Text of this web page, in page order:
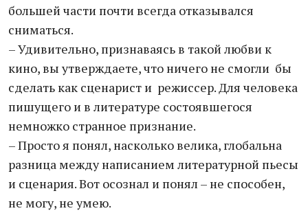
большей части почти всегда отказывался
сниматься.
– Удивительно, признаваясь в такой любви к
кино, вы утверждаете, что ничего не смогли бы
сделать как сценарист и режиссер. Для человека
пишущего и в литературе состоявшегося
немножко странное признание.
– Просто я понял, насколько велика, глобальна
разница между написанием литературной пьесы
и сценария. Вот осознал и понял – не способен,
не могу, не умею.